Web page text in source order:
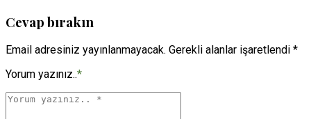
Cevap bırakın
Email adresiniz yayınlanmayacak. Gerekli alanlar işaretlendi *
Yorum yazınız..*